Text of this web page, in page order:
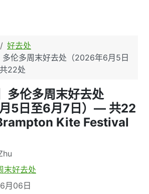
好去处
多伦多周末好去处（2026年6月5日
22处
多伦多周末好去处
5日至6月7日）— 共22
Kite Festival
末好去处
月06日